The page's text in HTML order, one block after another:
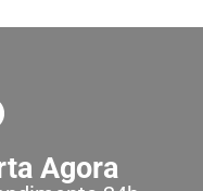
Agora